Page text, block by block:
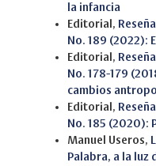
la infancia
Editorial,
No. 189 (2022):
Editorial,
No. 178-179
cambios
Editorial,
No. 185 (2020):
Manuel Useros,
Palabra, a la luz